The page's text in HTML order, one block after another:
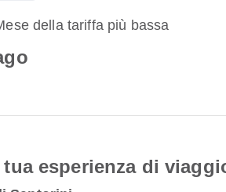
della tariffa più bassa
esperienza di